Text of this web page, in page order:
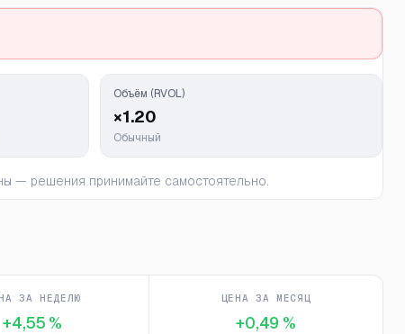
Объём (RVOL)
×1.20
Обычный
— решения принимайте самостоятельно.
ЗА НЕДЕЛЮ
+4,55 %
ЦЕНА ЗА МЕСЯЦ
+0,49 %